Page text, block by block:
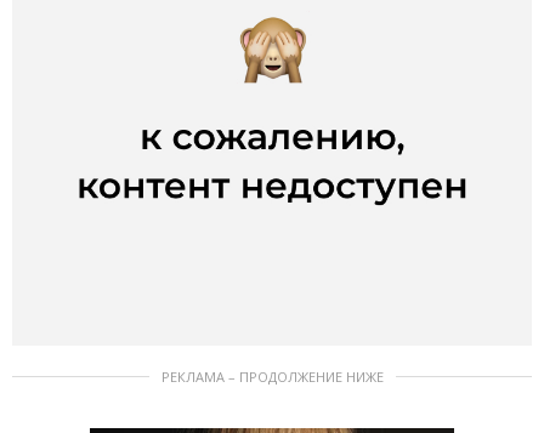
РЕКЛАМА – ПРОДОЛЖЕНИЕ НИЖЕ